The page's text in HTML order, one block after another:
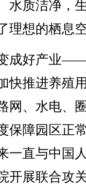
水质洁净，
理想的栖息
成好产业
快推进养殖
网、水电、
保障园区正
一直与中国
开展联合攻